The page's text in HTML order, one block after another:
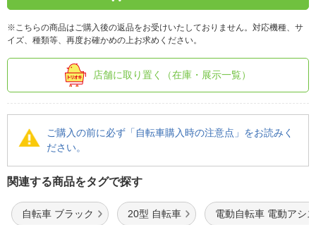
※こちらの商品はご購入後の返品をお受けいたしておりません。対応機種、サ
イズ、種類等、再度お確かめの上お求めください。
店舗に取り置く（在庫・展示一覧）
ご購入の前に必ず「自転車購入時の注意点」をお読みく
ださい。
関連する商品をタグで探す
自転車 ブラック 20型 自転車 電動自転車 電動アシ